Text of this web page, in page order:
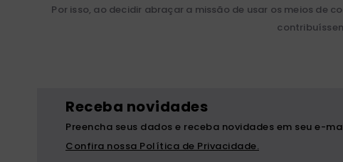
Por isso, ao decidir abraçar a missão de usar os meios de
Receba novidades
Preencha seus dados e receba novidades em seu e-
Confira nossa Política de Privacidade.